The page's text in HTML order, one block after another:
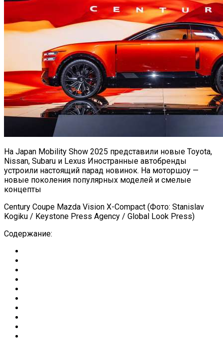
На Japan Mobility Show 2025 представили новые Toyota,
Nissan, Subaru и Lexus Иностранные автобренды
устроили настоящий парад новинок. На моторшоу —
новые поколения популярных моделей и смелые
концепты
Century Coupe Mazda Vision X-Compact (Фото: Stanislav
Kogiku / Keystone Press Agency / Global Look Press)
Содержание: